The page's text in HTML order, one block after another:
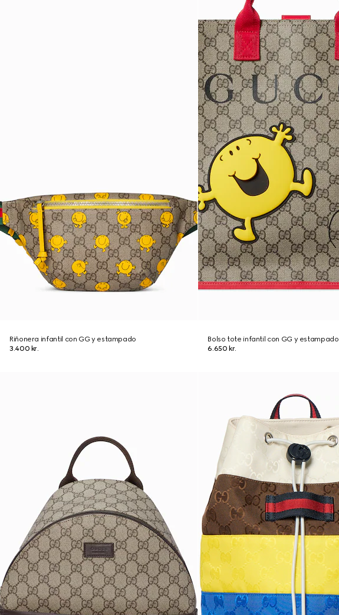
Riñonera infantil con GG y estampado
3.400 kr.
Bolso tote infantil con GG y estampado
6.650 kr.